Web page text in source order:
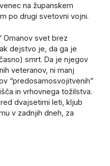
na županskem
po drugi svetovni vojni.
Omanov svet brez
dejstvo je, da ga je
smrt. Da je njegov
veteranov, ni manj
“predosamosvojitvenih”
in vrhovnega tožilstva.
dvajsetimi leti, kljub
v zadnjih dneh, za